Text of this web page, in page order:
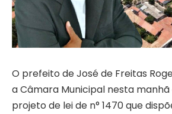
O prefeito de José de Freitas
a Câmara Municipal nesta manhã
projeto de lei de n° 1470 que